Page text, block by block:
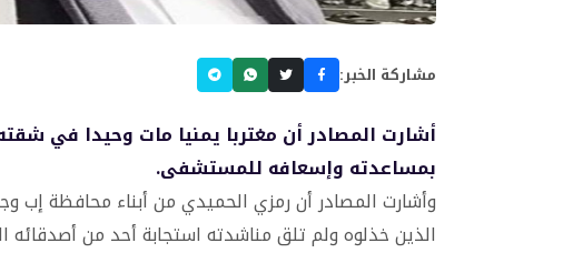
مشاركة الخبر:
أشارت المصادر أن مغتربا يمنيا مات وحيدا في
بمساعدته وإسعافه للمستشفى.
وأشارت المصادر أن رمزي الحميدي من أبناء محافظة إب
الذين خذلوه ولم تلق مناشدته استجابة أحد من أصدقائه